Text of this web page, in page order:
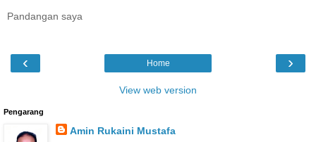
Pandangan saya
‹ ›
Home
View web version
Pengarang
Amin Rukaini Mustafa